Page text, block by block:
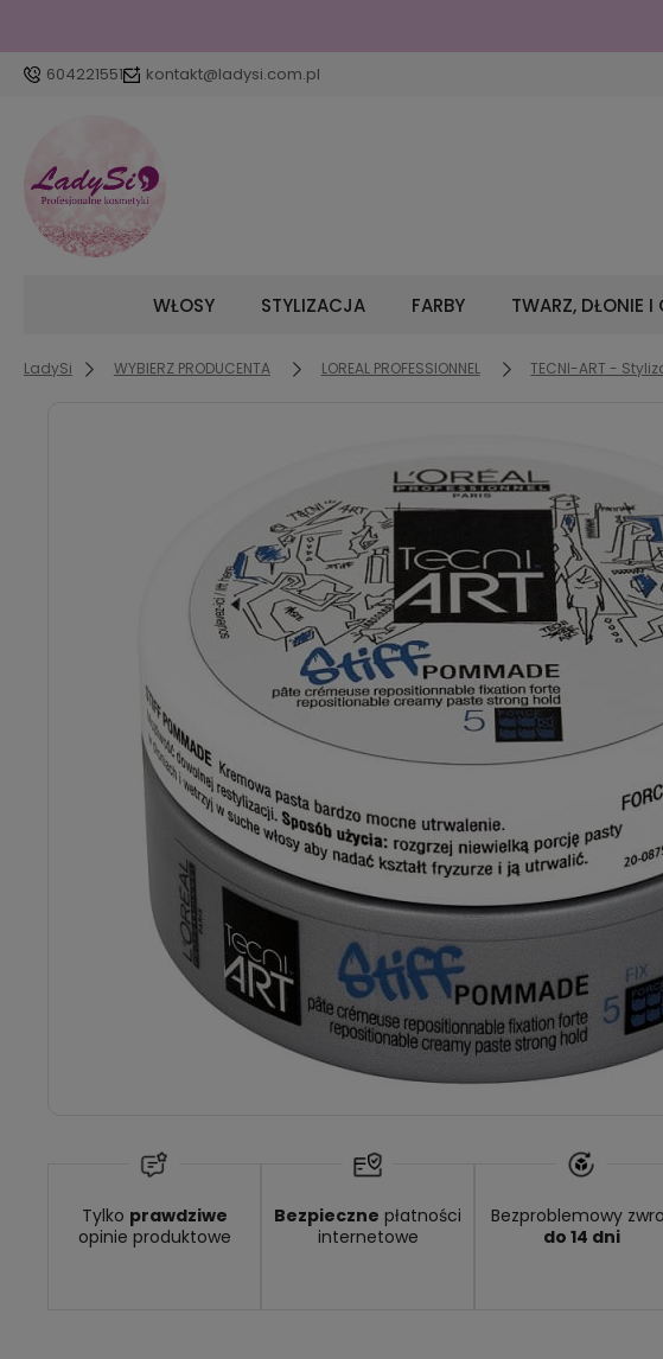
604221551 kontakt@ladysi.com.pl
WŁOSY STYLIZACJA FARBY TWARZ, DŁONIE I
LadySi WYBIERZ PRODUCENTA LOREAL PROFESSIONNEL TECNI-ART -
Tylko prawdziwe
opinie produktowe
Bezpieczne płatności
internetowe
Bezproblemowy
do 14 dni
brak towaru